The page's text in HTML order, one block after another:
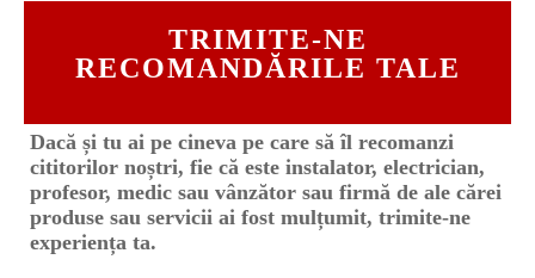
TRIMITE-NE
RECOMANDĂRILE TALE
Dacă și tu ai pe cineva pe care să îl recomanzi
cititorilor noștri, fie că este instalator, electrician,
profesor, medic sau vânzător sau firmă de ale cărei
produse sau servicii ai fost mulțumit, trimite-ne
experiența ta.